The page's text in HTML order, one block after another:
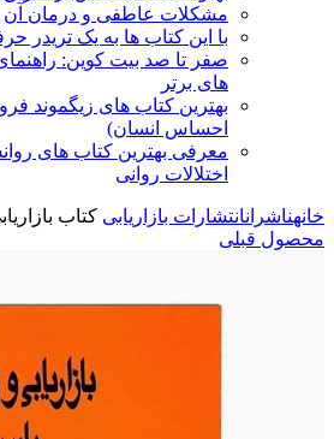
مشکلات عاطفی و درمان آن
با این کتاب ها به یک تریدر
صفر تا صد بیت کوین:
های برتر
بهترین کتاب های زیگموند
احساس انسان)
معرفی بهترین کتاب های
اختلالات روانی
خانهناشرانانتشارات بازاریابی کتاب
محصول قبلی